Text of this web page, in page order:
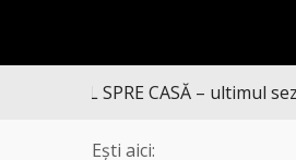
DRUMUL SPRE CASĂ – ultimul
Ești aici: